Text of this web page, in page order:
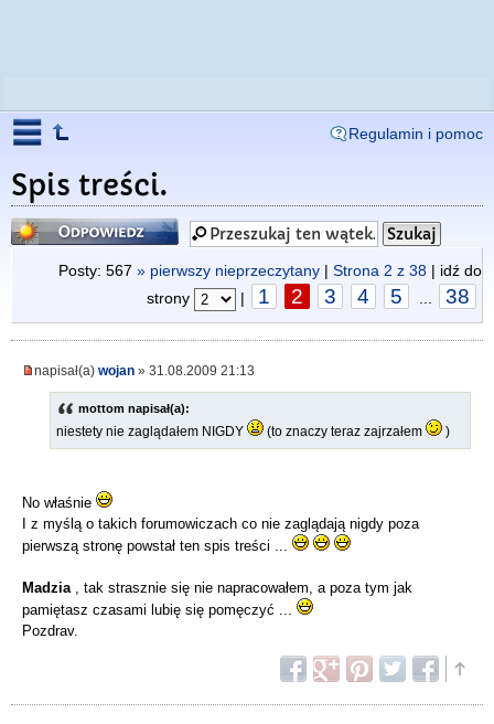
Regulamin i pomoc
Spis treści.
Odpowiedz
Posty: 567 » pierwszy nieprzeczytany | Strona 2 z 38 | idź do
strony
| 1 2 3 4 5 38
napisał(a) wojan » 31.08.2009 21:13
mottom napisał(a):
niestety nie zaglądałem NIGDY (to znaczy teraz zajrzałem )
No właśnie
I z myślą o takich forumowiczach co nie zaglądają nigdy poza
pierwszą stronę powstał ten spis treści ...
Madzia, tak strasznie się nie napracowałem, a poza tym jak
pamiętasz czasami lubię się pomęczyć ...
Pozdrav.